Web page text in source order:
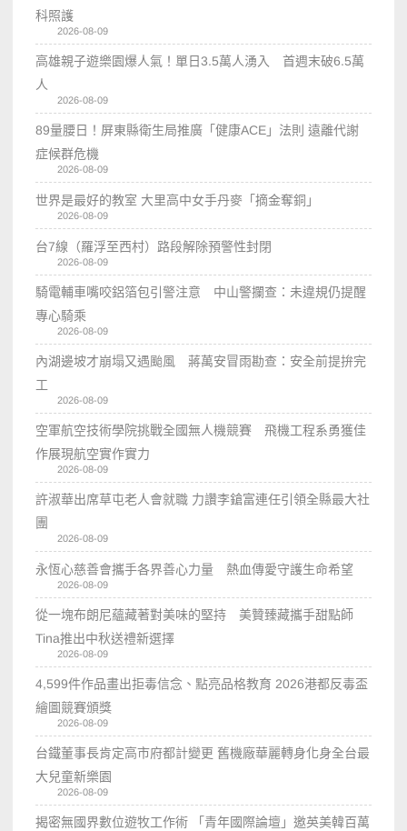
科照護
2026-08-09
高雄親子遊樂園爆人氣！單日3.5萬人湧入 首週末破6.5萬
人
2026-08-09
89量腰日！屏東縣衛生局推廣「健康ACE」法則 遠離代謝
症候群危機
2026-08-09
世界是最好的教室 大里高中女手丹麥「摘金奪銅」
2026-08-09
台7線（羅浮至西村）路段解除預警性封閉
2026-08-09
騎電輔車嘴咬鋁箔包引警注意 中山警攔查：未違規仍提醒
專心騎乘
2026-08-09
內湖邊坡才崩塌又遇颱風 蔣萬安冒雨勘查：安全前提拚完
工
2026-08-09
空軍航空技術學院挑戰全國無人機競賽 飛機工程系勇獲佳
作展現航空實作實力
2026-08-09
許淑華出席草屯老人會就職 力讚李鎗富連任引領全縣最大社
團
2026-08-09
永恆心慈善會攜手各界善心力量 熱血傳愛守護生命希望
2026-08-09
從一塊布朗尼蘊藏著對美味的堅持 美贊臻藏攜手甜點師
Tina推出中秋送禮新選擇
2026-08-09
4,599件作品畫出拒毒信念、點亮品格教育 2026港都反毒盃
繪圖競賽頒獎
2026-08-09
台鐵董事長肯定高市府都計變更 舊機廠華麗轉身化身全台最
大兒童新樂園
2026-08-09
揭密無國界數位遊牧工作術 「青年國際論壇」邀英美韓百萬